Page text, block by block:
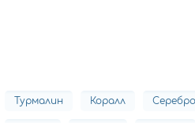
Турмалин Коралл Серебро